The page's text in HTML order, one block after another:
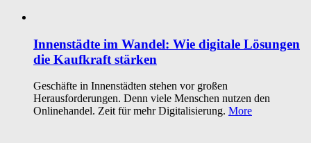
Innenstädte im Wandel: Wie digitale Lösungen
die Kaufkraft stärken
Geschäfte in Innenstädten stehen vor großen
Herausforderungen. Denn viele Menschen nutzen den
Onlinehandel. Zeit für mehr Digitalisierung. More